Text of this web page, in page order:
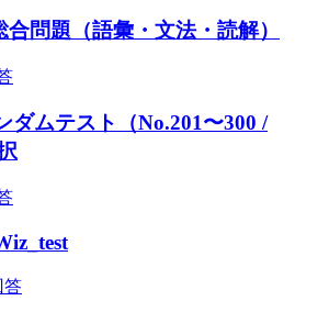
問題（語彙・文法・読解）
ダムテスト（No.201〜300 /
答